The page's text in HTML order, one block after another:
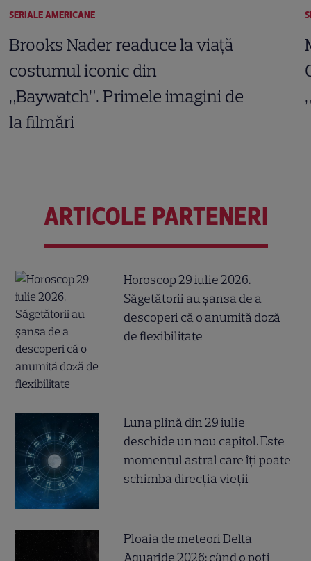
SERIALE AMERICANE
Brooks Nader readuce la viață
costumul iconic din
„Baywatch”. Primele imagini de
la filmări
ARTICOLE PARTENERI
Horoscop 29 iulie 2026.
Săgetătorii au șansa de a
descoperi că o anumită doză
de flexibilitate
Luna plină din 29 iulie
deschide un nou capitol. Este
momentul astral care îți poate
schimba direcția vieții
Ploaia de meteori Delta
Aquaride 2026: când o poți